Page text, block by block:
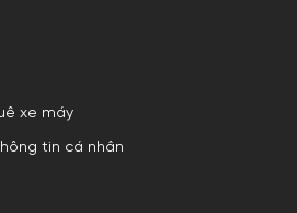
xe máy
tin cá nhân